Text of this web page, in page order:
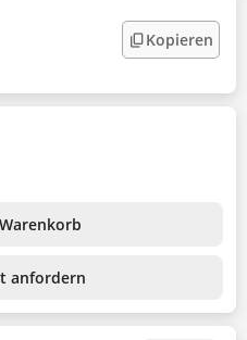
Kopieren
anfordern